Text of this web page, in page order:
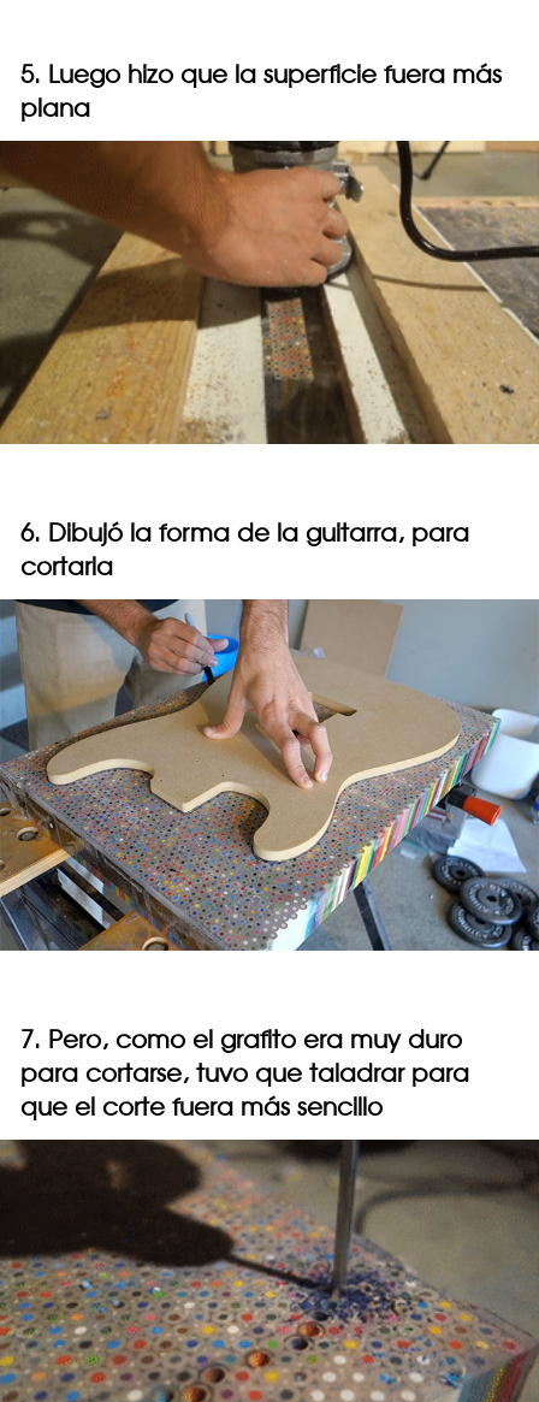
5. Luego hizo que la superficie fuera más
plana
6. Dibujó la forma de la guitarra, para
cortarla
7. Pero, como el grafito era muy duro
para cortarse, tuvo que taladrar para
que el corte fuera más sencillo